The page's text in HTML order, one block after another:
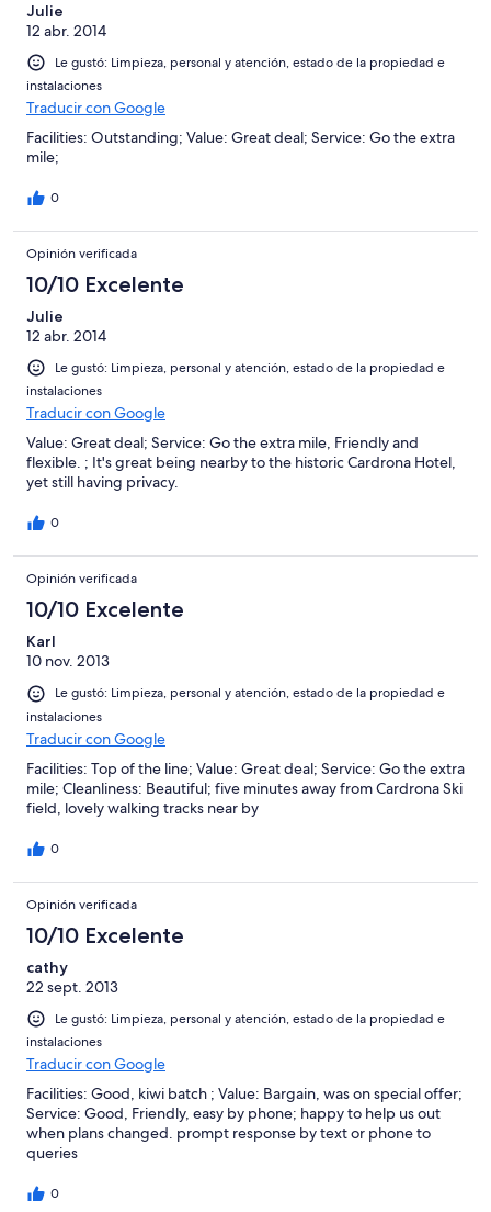
Julie
12 abr. 2014
Le gustó: Limpieza, personal y atención, estado de la propiedad e
instalaciones
Traducir con Google
Facilities: Outstanding; Value: Great deal; Service: Go the extra
mile;
0
Opinión verificada
10/10 Excelente
Julie
12 abr. 2014
Le gustó: Limpieza, personal y atención, estado de la propiedad e
instalaciones
Traducir con Google
Value: Great deal; Service: Go the extra mile, Friendly and
flexible. ; It's great being nearby to the historic Cardrona Hotel,
yet still having privacy.
0
Opinión verificada
10/10 Excelente
Karl
10 nov. 2013
Le gustó: Limpieza, personal y atención, estado de la propiedad e
instalaciones
Traducir con Google
Facilities: Top of the line; Value: Great deal; Service: Go the extra
mile; Cleanliness: Beautiful; five minutes away from Cardrona Ski
field, lovely walking tracks near by
0
Opinión verificada
10/10 Excelente
cathy
22 sept. 2013
Le gustó: Limpieza, personal y atención, estado de la propiedad e
instalaciones
Traducir con Google
Facilities: Good, kiwi batch ; Value: Bargain, was on special offer;
Service: Good, Friendly, easy by phone; happy to help us out
when plans changed. prompt response by text or phone to
queries
0